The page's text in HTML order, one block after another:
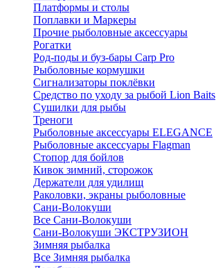
Платформы и столы
Поплавки и Маркеры
Прочие рыболовные аксессуары
Рогатки
Род-поды и буз-бары Carp Pro
Рыболовные кормушки
Сигнализаторы поклёвки
Средство по уходу за рыбой Lion Baits
Сушилки для рыбы
Треноги
Рыболовные аксессуары ELEGANCE
Рыболовные аксессуары Flagman
Стопор для бойлов
Кивок зимний, сторожок
Держатели для удилищ
Раколовки, экраны рыболовные
Сани-Волокуши
Все Сани-Волокуши
Сани-Волокуши ЭКСТРУЗИОН
Зимняя рыбалка
Все Зимняя рыбалка